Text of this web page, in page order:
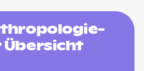
Übersicht